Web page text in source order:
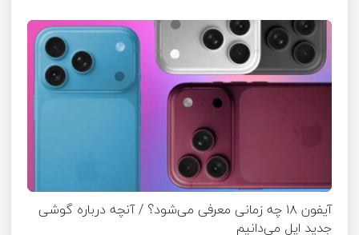
آیفون ۱۸ چه زمانی معرفی می‌شود؟ / آنچه درباره گوشی
جدید اپل می‌دانیم